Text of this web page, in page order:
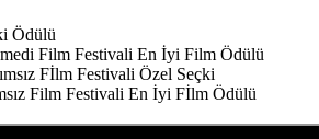
Ödülü
Film Festivali En İyi Film Ödülü
Fİlm Festivali Özel Seçki
Film Festivali En İyi Fİlm Ödülü